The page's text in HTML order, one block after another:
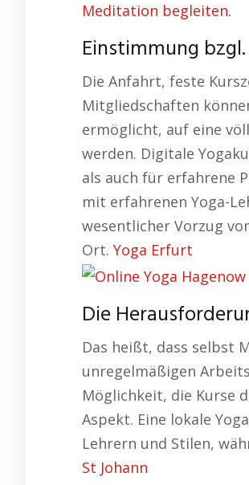
Meditation begleiten.
Einstimmung
Die Anfahrt, feste
Mitgliedschaften
ermöglicht, auf eine
werden. Digitale
als auch für erfahrene
mit erfahrenen Yoga-
wesentlicher Vorzug
Ort. Yoga Erfurt
Die
Das heißt, dass selbst
unregelmäßigen
Möglichkeit, die Kurse
Aspekt. Eine lokale
Lehrern und Stilen,
St Johann